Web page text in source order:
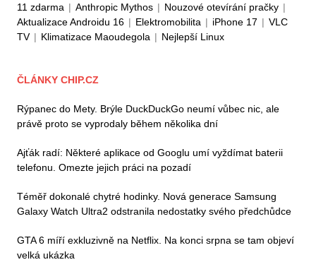
11 zdarma | Anthropic Mythos | Nouzové otevírání pračky |
Aktualizace Androidu 16 | Elektromobilita | iPhone 17 | VLC
TV | Klimatizace Maoudegola | Nejlepší Linux
ČLÁNKY CHIP.CZ
Rýpanec do Mety. Brýle DuckDuckGo neumí vůbec nic, ale
právě proto se vyprodaly během několika dní
Ajťák radí: Některé aplikace od Googlu umí vyždímat baterii
telefonu. Omezte jejich práci na pozadí
Téměř dokonalé chytré hodinky. Nová generace Samsung
Galaxy Watch Ultra2 odstranila nedostatky svého předchůdce
GTA 6 míří exkluzivně na Netflix. Na konci srpna se tam objeví
velká ukázka